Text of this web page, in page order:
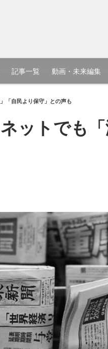
記事一覧 動画・未来編集
「自民より保守」との声も
ットでも